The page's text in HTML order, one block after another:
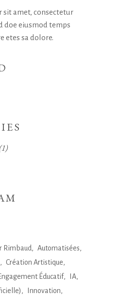
sit amet, consectetur
doe eiusmod temps
etes sa dolore.
Rimbaud
Automatisées
Création Artistique
Éducatif
IA
Innovation